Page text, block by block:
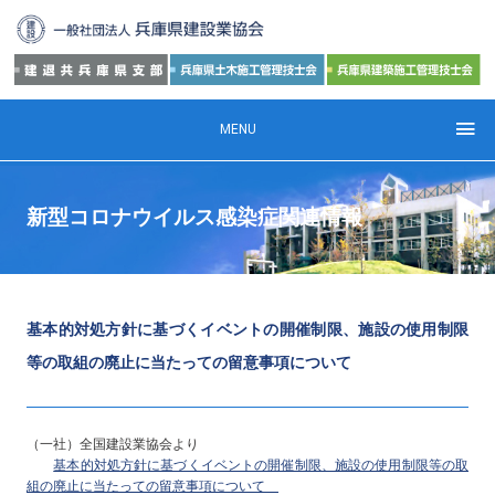
MENU
新型コロナウイルス感染症関連情報
基本的対処方針に基づくイベントの開催制限、施設の使用制限
等の取組の廃止に当たっての留意事項について
（一社）全国建設業協会より
基本的対処方針に基づくイベントの開催制限、施設の使用制限等の取
組の廃止に当たっての留意事項について